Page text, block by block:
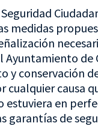
medidas
Ayuntamiento
y conservación
cualquier causa
estuviera en
garantías de